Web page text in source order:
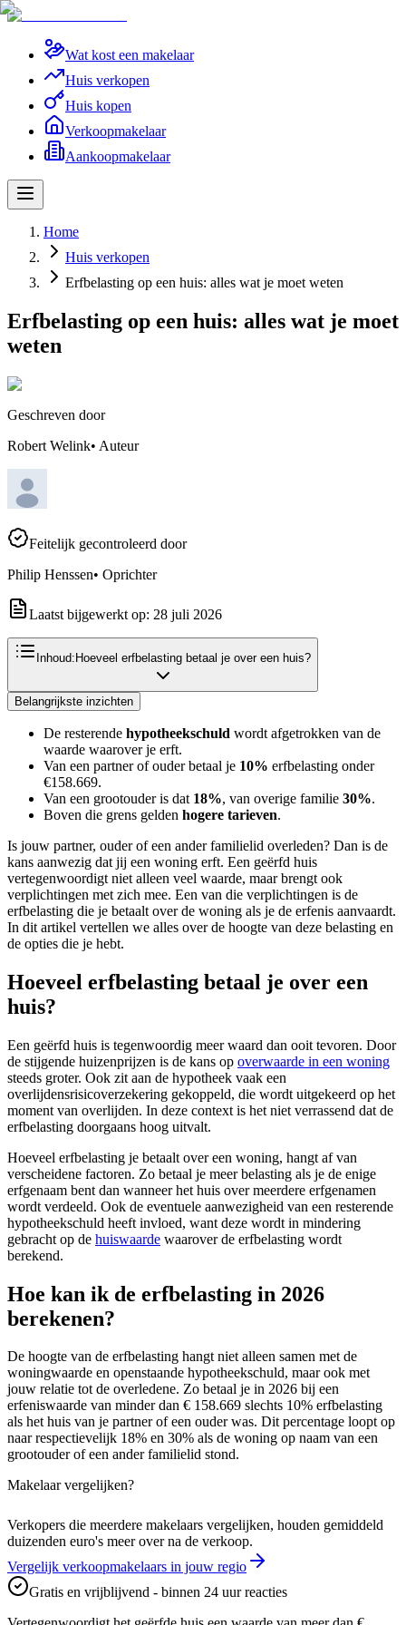
Wat kost een makelaar
Huis verkopen
Huis kopen
Verkoopmakelaar
Aankoopmakelaar
Home
Huis verkopen
Erfbelasting op een huis: alles wat je moet weten
Erfbelasting op een huis: alles wat je moet
weten
Geschreven door
Robert Welink• Auteur
Feitelijk gecontroleerd door
Philip Henssen• Oprichter
Laatst bijgewerkt op: 28 juli 2026
Inhoud: Hoeveel erfbelasting betaal je over een huis?
Belangrijkste inzichten
De resterende hypotheekschuld wordt afgetrokken van de
waarde waarover je erft.
Van een partner of ouder betaal je 10% erfbelasting onder
€158.669.
Van een grootouder is dat 18%, van overige familie 30%.
Boven die grens gelden hogere tarieven.
Is jouw partner, ouder of een ander familielid overleden? Dan is de
kans aanwezig dat jij een woning erft. Een geërfd huis
vertegenwoordigt niet alleen veel waarde, maar brengt ook
verplichtingen met zich mee. Een van die verplichtingen is de
erfbelasting die je betaalt over de woning als je de erfenis aanvaardt.
In dit artikel vertellen we alles over de hoogte van deze belasting en
de opties die je hebt.
Hoeveel erfbelasting betaal je over een
huis?
Een geërfd huis is tegenwoordig meer waard dan ooit tevoren. Door
de stijgende huizenprijzen is de kans op overwaarde in een woning
steeds groter. Ook zit aan de hypotheek vaak een
overlijdensrisicoverzekering gekoppeld, die wordt uitgekeerd op het
moment van overlijden. In deze context is het niet verrassend dat de
erfbelasting doorgaans hoog uitvalt.
Hoeveel erfbelasting je betaalt over een woning, hangt af van
verscheidene factoren. Zo betaal je meer belasting als je de enige
erfgenaam bent dan wanneer het huis over meerdere erfgenamen
wordt verdeeld. Ook de eventuele aanwezigheid van een resterende
hypotheekschuld heeft invloed, want deze wordt in mindering
gebracht op de huiswaarde waarover de erfbelasting wordt
berekend.
Hoe kan ik de erfbelasting in 2026
berekenen?
De hoogte van de erfbelasting hangt niet alleen samen met de
woningwaarde en openstaande hypotheekschuld, maar ook met
jouw relatie tot de overledene. Zo betaal je in 2026 bij een
erfeniswaarde van minder dan € 158.669 slechts 10% erfbelasting
als het huis van je partner of een ouder was. Dit percentage loopt op
naar respectievelijk 18% en 30% als de woning op naam van een
grootouder of een ander familielid stond.
Makelaar vergelijken?
Verkopers die meerdere makelaars vergelijken, houden gemiddeld
duizenden euro's meer over na de verkoop.
Vergelijk verkoopmakelaars in jouw regio
Gratis en vrijblijvend - binnen 24 uur reacties